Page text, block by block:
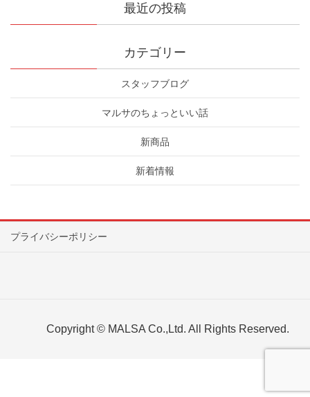
最近の投稿
カテゴリー
スタッフブログ
マルサのちょっといい話
新商品
新着情報
プライバシーポリシー
Copyright © MALSA Co.,Ltd. All Rights Reserved.